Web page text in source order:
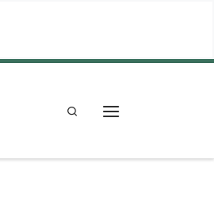
Search
Menu